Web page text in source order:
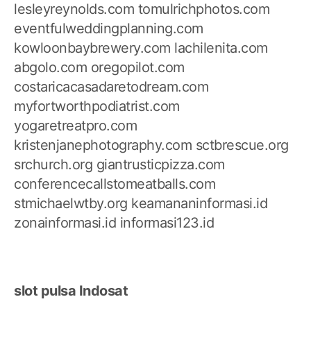
lesleyreynolds.com tomulrichphotos.com
eventfulweddingplanning.com
kowloonbaybrewery.com lachilenita.com
abgolo.com oregopilot.com
costaricacasadaretodream.com
myfortworthpodiatrist.com
yogaretreatpro.com
kristenjanephotography.com sctbrescue.org
srchurch.org giantrusticpizza.com
conferencecallstomeatballs.com
stmichaelwtby.org keamananinformasi.id
zonainformasi.id informasi123.id
slot pulsa Indosat